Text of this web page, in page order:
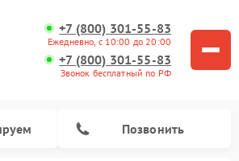
+7 (800) 301-55-83
Ежедневно, с 10:00 до 20:00
+7 (800) 301-55-83
Звонок бесплатный по РФ
Позвонить